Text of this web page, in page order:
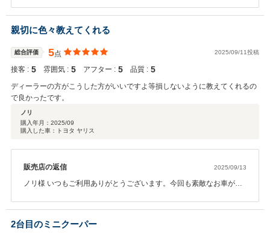
て」頂きますので末永いお付き合いのほどよろしくお願い致しま
す。
親切に色々教えてくれる
総合評価 5点 2025/09/11投稿
接客 : 5 雰囲気 : 5 アフター : 5 品質 : 5
ディーラーの方がこうした方がいいですよ等損しないように教えてくれるの
で良かったです。
ノリ
購入年月： 2025/09
購入した車：トヨタ ヤリス
販売店の返信 2025/09/13
ノリ様 いつもご利用ありがとうございます。今回も素敵なお車がご
2台目のミニクーパー